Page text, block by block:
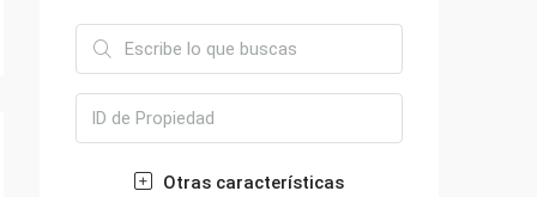
Otras características